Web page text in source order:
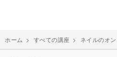
ホーム > すべての講座 > ネイルのオ